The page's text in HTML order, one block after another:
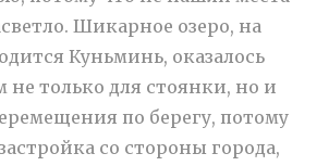
Шикарное озеро, на
Куньминь, оказалось
не только для стоянки, но и
по берегу, потому
со стороны города,